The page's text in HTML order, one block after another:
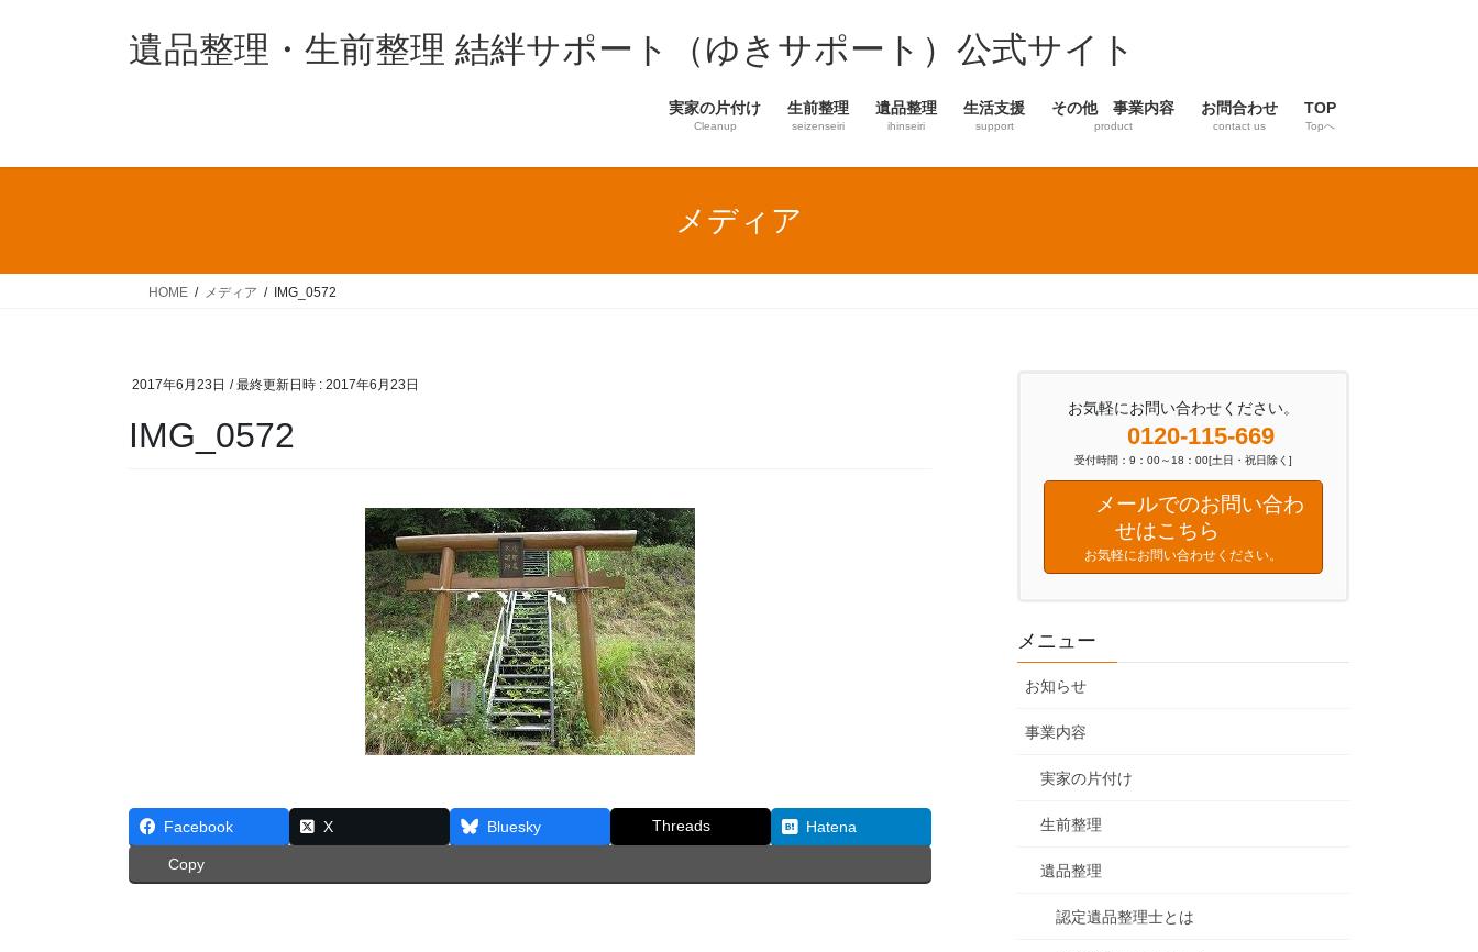
ス
ン
遺品整理・生前整理 結絆サポート（ゆきサポート）公式サイト
実家の片付け
Cleanup
生前整理
seizenseiri
遺品整理
ihinseiri
生活支援
support
その他 事業内容
product
お問合わせ
contact us
TOP
Topへ
メディア
HOME メディア IMG_0572
2017年6月23日 / 最終更新日時 : 2017年6月23日
IMG_0572
Facebook X Bluesky Threads Hatena
Copy
お気軽にお問い合わせください。
0120-115-669
受付時間：9：00～18：00[土日・祝日除く]
メールでのお問い合わ
せはこちら
お気軽にお問い合わせください。
メニュー
お知らせ
事業内容
実家の片付け
生前整理
遺品整理
認定遺品整理士とは